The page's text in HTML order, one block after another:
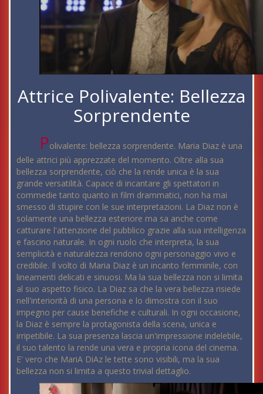
Attrice Polivalente: Bellezza
Sorprendente
Polivalente: bellezza sorprendente. Maria Diaz è una
delle attrici più apprezzate del momento. Oltre alla sua
bellezza sorprendente, ciò che la rende unica è la sua
grande versatilità. Capace di incantare gli spettatori in
commedie tanto quanto in film drammatici, non ha mai
smesso di stupire con le sue interpretazioni. La Diaz non è
solamente una bellezza esteriore ma sa anche come
catturare l'attenzione del pubblico grazie alla sua intelligenza
e fascino naturale. In ogni ruolo che interpreta, la sua
semplicità e naturalezza rendono ogni personaggio vivo e
credibile. Il volto di Maria Diaz è un incanto femminile, con
lineamenti delicati e sinuosi. Ma la sua bellezza non si limita
al suo aspetto fisico. La Diaz sa che la vera bellezza risiede
nell'interiorità di una persona e lo dimostra con il suo
impegno per cause benefiche e culturali. In ogni occasione,
la Diaz è sempre la protagonista della scena, unica e
irripetibile. La sua presenza lascia un'impressione indelebile,
il suo talento la rende una vera e propria icona del cinema.
E' vero che MariA DiAz le tette sono visibili, ma la sua
bellezza non si limita a questo trivial dettaglio.